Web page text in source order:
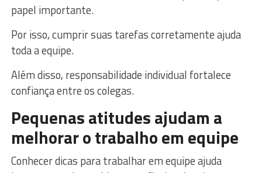
papel importante.
Por isso, cumprir suas tarefas corretamente ajuda
toda a equipe.
Além disso, responsabilidade individual fortalece
confiança entre os colegas.
Pequenas atitudes ajudam a
melhorar o trabalho em equipe
Conhecer dicas para trabalhar em equipe ajuda